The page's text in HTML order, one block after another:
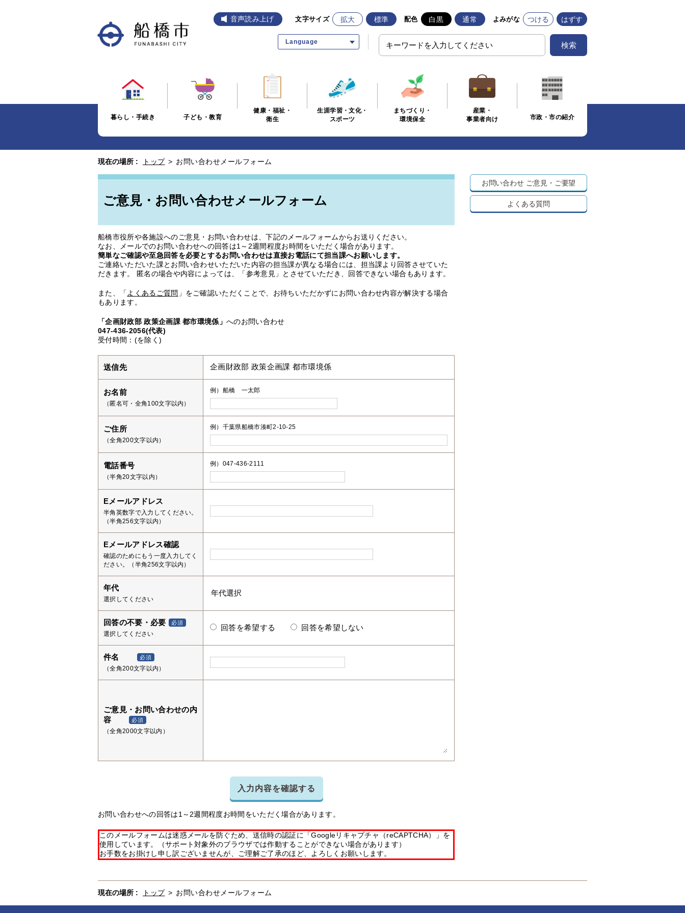
音声読み上げ 文字サイズ 拡大 標準 配色 白黒 通常 よみがな つける はずす
Language 検索
暮らし・手続き 子ども・教育
健康・福祉・
衛生
生涯学習・文化・
スポーツ
まちづくり・
環境保全
産業・
事業者向け
市政・市の紹介
現在の場所 : トップ > お問い合わせメールフォーム
ご意見・お問い合わせメールフォーム
船橋市役所や各施設へのご意見・お問い合わせは、下記のメールフォームからお送りください。
なお、メールでのお問い合わせへの回答は1～2週間程度お時間をいただく場合があります。
簡単なご確認や至急回答を必要とするお問い合わせは直接お電話にて担当課へお願いします。
ご連絡いただいた課とお問い合わせいただいた内容の担当課が異なる場合には、担当課より回答させていた
だきます。 匿名の場合や内容によっては、「参考意見」とさせていただき、回答できない場合もあります。
また、「 よくあるご質問 」をご確認いただくことで、お待ちいただかずにお問い合わせ内容が解決する場合
もあります。
「企画財政部 政策企画課 都市環境係」へのお問い合わせ
047-436-2056(代表)
受付時間：(を除く)
送信先 企画財政部 政策企画課 都市環境係
お名前
（匿名可・全角100文字以内）
例）船橋 一太郎
ご住所
（全角200文字以内）
例）千葉県船橋市湊町2-10-25
電話番号
（半角20文字以内）
例）047-436-2111
Eメールアドレス
半角英数字で入力してください。
（半角256文字以内）
Eメールアドレス確認
確認のためにもう一度入力してく
ださい。（半角256文字以内）
年代
選択してください
回答の不要・必要 必須
選択してください
回答を希望する 回答を希望しない
件名 必須
（全角200文字以内）
ご意見・お問い合わせの内
容
必須
（全角2000文字以内）
入力内容を確認する
お問い合わせへの回答は1～2週間程度お時間をいただく場合があります。
このメールフォームは迷惑メールを防ぐため、送信時の認証に「Googleリキャプチャ（reCAPTCHA）」を
使用しています。（サポート対象外のブラウザでは作動することができない場合があります）
お手数をお掛けし申し訳ございませんが、ご理解ご了承のほど、よろしくお願いします。
お問い合わせ ご意見・ご要望
よくある質問
現在の場所 : トップ > お問い合わせメールフォーム